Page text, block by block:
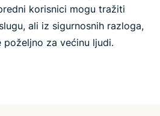
korisnici mogu tražiti
ali iz sigurnosnih razloga,
za većinu ljudi.